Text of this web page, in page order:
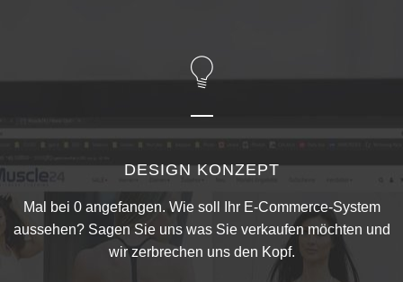
DESIGN KONZEPT
Mal bei 0 angefangen. Wie soll Ihr E-Commerce-System
aussehen? Sagen Sie uns was Sie verkaufen möchten und
wir zerbrechen uns den Kopf.